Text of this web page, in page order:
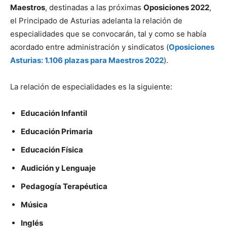
Maestros, destinadas a las próximas Oposiciones 2022,
el Principado de Asturias adelanta la relación de
especialidades que se convocarán, tal y como se había
acordado entre administración y sindicatos (Oposiciones
Asturias: 1.106 plazas para Maestros 2022).
La relación de especialidades es la siguiente:
Educación Infantil
Educación Primaria
Educación Física
Audición y Lenguaje
Pedagogía Terapéutica
Música
Inglés